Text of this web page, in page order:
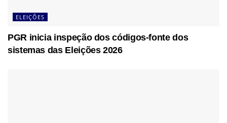
ELEIÇÕES
PGR inicia inspeção dos códigos-fonte dos
sistemas das Eleições 2026